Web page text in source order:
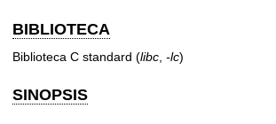
BIBLIOTECA
Biblioteca C standard (libc -lc)
SINOPSIS